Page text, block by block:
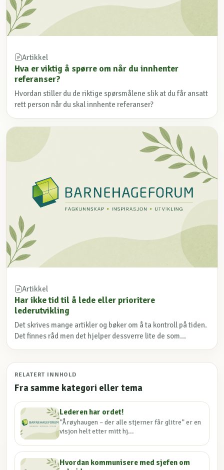
Artikkel
Hva er viktig å spørre om når du innhenter
referanser?
Hvordan stiller du de riktige spørsmålene slik at du får ansatt
rett person når du skal innhente referanser?
Artikkel
Har ikke tid til å lede eller prioritere
lederutvikling
Det skrives mange artikler og bøker om å ta kontroll på tiden.
Det finnes råd men det hjelper dessverre lite de som...
RELATERT INNHOLD
Fra samme kategori eller tema
Lederen har ordet!
”Årøyhaugen – der alle stjerner får glitre” er en
visjon helt etter mitt hj...
Hvordan kommunisere med sjefen om